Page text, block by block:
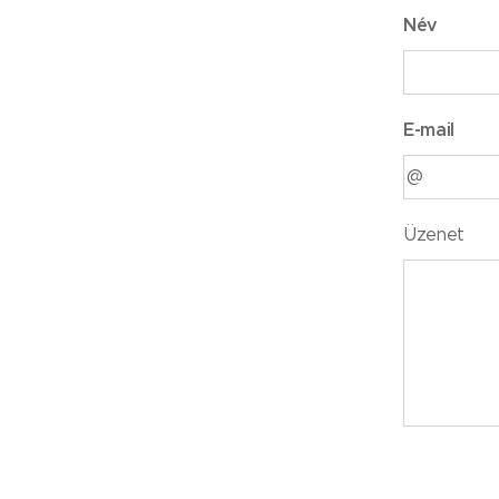
Név
E-mail
Üzenet